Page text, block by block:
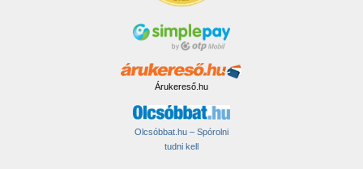
Árukereső.hu
Olcsóbbat.hu – Spórolni
tudni kell